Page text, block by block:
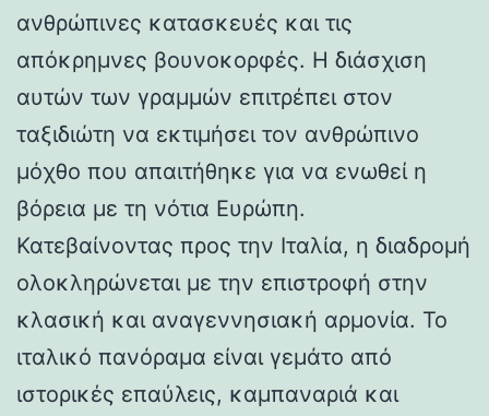
ανθρώπινες κατασκευές και τις
απόκρημνες βουνοκορφές. Η διάσχιση
αυτών των γραμμών επιτρέπει στον
ταξιδιώτη να εκτιμήσει τον ανθρώπινο
μόχθο που απαιτήθηκε για να ενωθεί η
βόρεια με τη νότια Ευρώπη.
Κατεβαίνοντας προς την Ιταλία, η διαδρομή
ολοκληρώνεται με την επιστροφή στην
κλασική και αναγεννησιακή αρμονία. Το
ιταλικό πανόραμα είναι γεμάτο από
ιστορικές επαύλεις, καμπαναριά και